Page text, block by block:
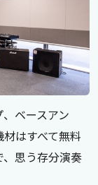
ベースアン
はすべて無料
思う存分演奏